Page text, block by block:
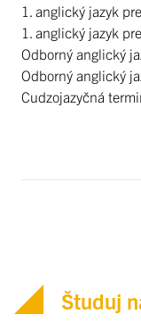
1. anglický jazyk
1. anglický jazyk
Odborný anglický
Odborný anglický
Cudzojazyčná
Študuj